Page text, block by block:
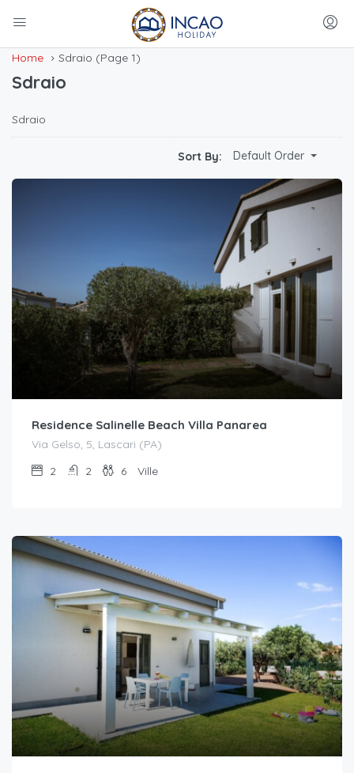
Home Sdraio (Page 1)
Sdraio
Sdraio
Sort By: Default Order
Residence Salinelle Beach Villa Panarea
Via Gelso, 5, Lascari (PA)
2
2 6 Ville